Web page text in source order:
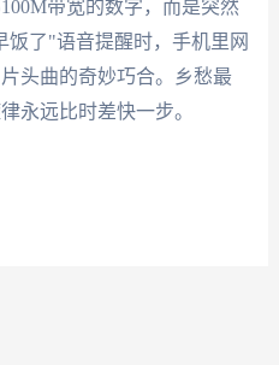
带宽的数字，而是突然
饭了"语音提醒时，手机里网
头曲的奇妙巧合。乡愁最
永远比时差快一步。